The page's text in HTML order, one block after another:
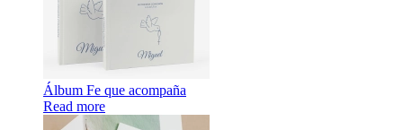
Álbum Fe que acompaña
Read more